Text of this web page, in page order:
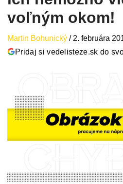
voľným okom!
Martin Bohunický / 2. februára
Pridaj si vedelisteze.sk do